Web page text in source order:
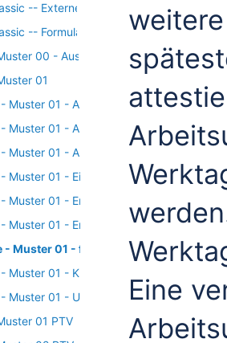
-- Externe Kommunikation
-- Formulare
00 - Auswahl
01
- Muster 01 - Arbeitsunfähig bis
- Muster 01 - Arbeitsunfähig seit
Muster 01 - Arbeitsunfall
- Muster 01 - Einleitung besonderer
Muster 01 - Endbescheinigung
- Muster 01 - Erst- und
- Muster 01 - festgestellt am
Muster 01 - Krankengeldfall
Muster 01 - Unfall
01 PTV
Eine